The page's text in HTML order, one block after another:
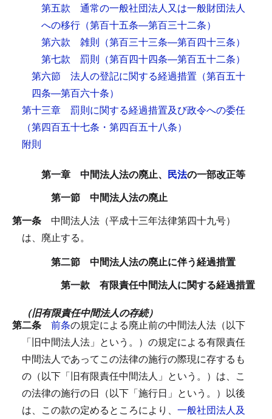
第五款 通常の一般社団法人又は一般財団法人
への移行 （第百十五条―第百三十二条）
第六款 雑則 （第百三十三条―第百四十三条）
第七款 罰則 （第百四十四条―第百五十二条）
第六節 法人の登記に関する経過措置 （第百五十
四条―第百六十条）
第十三章 罰則に関する経過措置及び政令への委任
（第四百五十七条・第四百五十八条）
附則
第一章 中間法人法の廃止、 民法の一部改正等
第一節 中間法人法の廃止
第一条 中間法人法（平成十三年法律第四十九号）
は、廃止する。
第二節 中間法人法の廃止に伴う経過措置
第一款 有限責任中間法人に関する経過措置
（旧有限責任中間法人の存続）
第二条 前条の規定による廃止前の中間法人法（以下
「旧中間法人法」という。）の規定による有限責任
中間法人であってこの法律の施行の際現に存するも
の（以下「旧有限責任中間法人」という。）は、こ
の法律の施行の日（以下「施行日」という。）以後
は、この款の定めるところにより、 一般社団法人及